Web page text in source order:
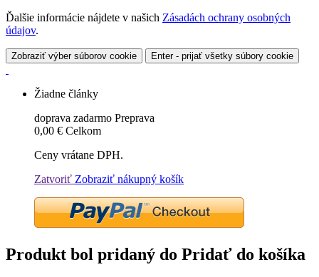
Ďalšie informácie nájdete v našich Zásadách ochrany osobných
údajov.
Zobraziť výber súborov cookie Enter - prijať všetky súbory cookie
Žiadne články
doprava zadarmo Preprava
0,00 € Celkom
Ceny vrátane DPH.
Zatvoriť Zobraziť nákupný košík
Produkt bol pridaný do Pridať do košíka